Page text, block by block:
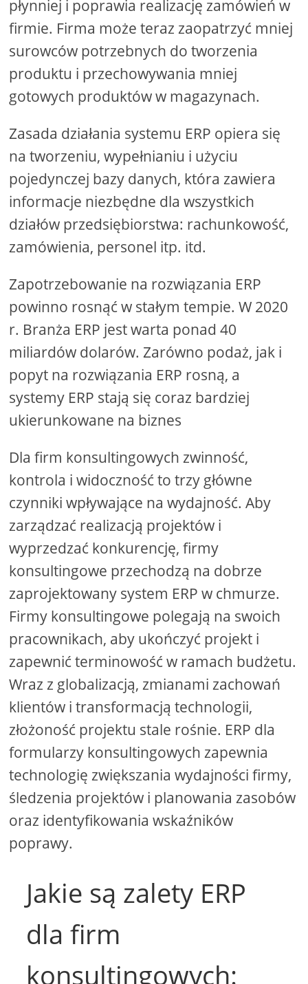
płynniej i poprawia realizację zamówień w
firmie. Firma może teraz zaopatrzyć mniej
surowców potrzebnych do tworzenia
produktu i przechowywania mniej
gotowych produktów w magazynach.
Zasada działania systemu ERP opiera się
na tworzeniu, wypełnianiu i użyciu
pojedynczej bazy danych, która zawiera
informacje niezbędne dla wszystkich
działów przedsiębiorstwa: rachunkowość,
zamówienia, personel itp. itd.
Zapotrzebowanie na rozwiązania ERP
powinno rosnąć w stałym tempie. W 2020
r. Branża ERP jest warta ponad 40
miliardów dolarów. Zarówno podaż, jak i
popyt na rozwiązania ERP rosną, a
systemy ERP stają się coraz bardziej
ukierunkowane na biznes
Dla firm konsultingowych zwinność,
kontrola i widoczność to trzy główne
czynniki wpływające na wydajność. Aby
zarządzać realizacją projektów i
wyprzedzać konkurencję, firmy
konsultingowe przechodzą na dobrze
zaprojektowany system ERP w chmurze.
Firmy konsultingowe polegają na swoich
pracownikach, aby ukończyć projekt i
zapewnić terminowość w ramach budżetu.
Wraz z globalizacją, zmianami zachowań
klientów i transformacją technologii,
złożoność projektu stale rośnie. ERP dla
formularzy konsultingowych zapewnia
technologię zwiększania wydajności firmy,
śledzenia projektów i planowania zasobów
oraz identyfikowania wskaźników
poprawy.
Jakie są zalety ERP
dla firm
konsultingowych: